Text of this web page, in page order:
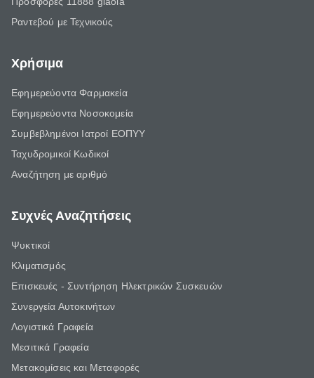
Ραντεβού με Τεχνικούς
Χρήσιμα
Εφημερεύοντα Φαρμακεία
Εφημερεύοντα Νοσοκομεία
Συμβεβλημένοι Ιατροί ΕΟΠΥΥ
Ταχυδρομικοί Κωδικοί
Αναζήτηση με αριθμό
Συχνές Αναζητήσεις
Ψυκτικοί
Κλιματισμός
Επισκευές - Συντήρηση Ηλεκτρικών Συσκευών
Συνεργεία Αυτοκινήτων
Λογιστικά Γραφεία
Μεσιτικά Γραφεία
Μετακομίσεις και Μεταφορές